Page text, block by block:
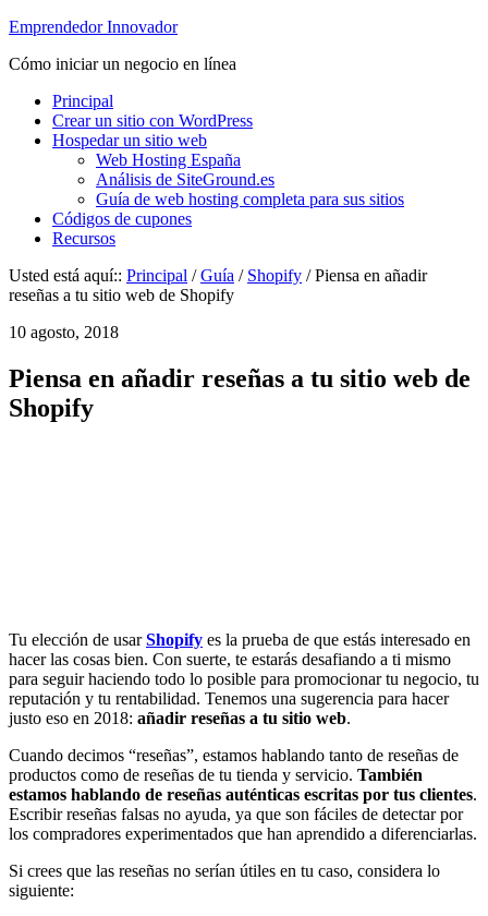
Emprendedor Innovador
Cómo iniciar un negocio en línea
Principal
Crear un sitio con WordPress
Hospedar un sitio web
Web Hosting España
Análisis de SiteGround.es
Guía de web hosting completa para sus sitios
Códigos de cupones
Recursos
Usted está aquí:: Principal /Guía / Shopify / Piensa en añadir
reseñas a tu sitio web de Shopify
10 agosto, 2018
Piensa en añadir reseñas a tu sitio web de
Shopify
Tu elección de usarShopify es la prueba de que estás interesado en
hacer las cosas bien. Con suerte, te estarás desafiando a ti mismo
para seguir haciendo todo lo posible para promocionar tu negocio, tu
reputación y tu rentabilidad. Tenemos una sugerencia para hacer
justo eso en 2018: añadir reseñas a tu sitio web.
Cuando decimos “reseñas”, estamos hablando tanto de reseñas de
productos como de reseñas de tu tienda y servicio. También
estamos hablando de reseñas auténticas escritas por tus clientes.
Escribir reseñas falsas no ayuda, ya que son fáciles de detectar por
los compradores experimentados que han aprendido a diferenciarlas.
Si crees que las reseñas no serían útiles en tu caso, considera lo
siguiente: